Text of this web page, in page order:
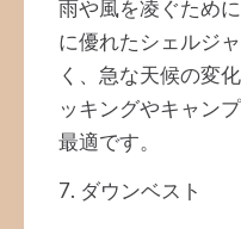
雨や風を凌ぐため
に優れたシェルジ
く、急な天候の変
ッキングやキャン
最適です。
7. ダウンベスト